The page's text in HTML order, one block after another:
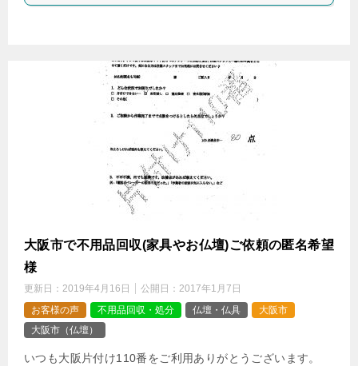
大阪市で不用品回収(家具やお仏壇)ご依頼の匿名希望
様
更新日： 2019年4月16日 公開日： 2017年1月7日
お客様の声
不用品回収・処分 仏壇・仏具
大阪市
大阪市（仏壇）
いつも大阪片付け110番をご利用ありがとうございます。